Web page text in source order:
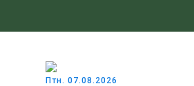
Птн. 07.08.2026